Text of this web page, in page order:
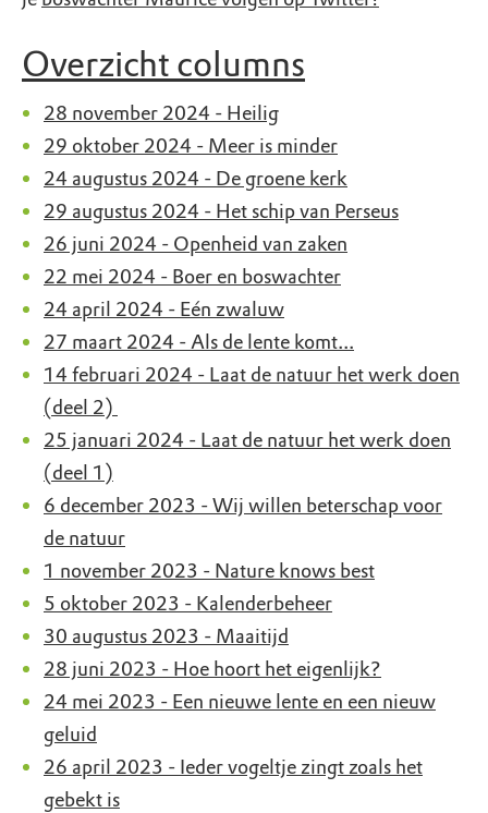
Overzicht columns
28 november 2024 - Heilig
29 oktober 2024 - Meer is minder
24 augustus 2024 - De groene kerk
29 augustus 2024 - Het schip van Perseus
26 juni 2024 - Openheid van zaken
22 mei 2024 - Boer en boswachter
24 april 2024 - Eén zwaluw
27 maart 2024 - Als de lente komt...
14 februari 2024 - Laat de natuur het werk doen
(deel 2)
25 januari 2024 - Laat de natuur het werk doen
(deel 1)
6 december 2023 - Wij willen beterschap voor
de natuur
1 november 2023 - Nature knows best
5 oktober 2023 - Kalenderbeheer
30 augustus 2023 - Maaitijd
28 juni 2023 - Hoe hoort het eigenlijk?
24 mei 2023 - Een nieuwe lente en een nieuw
geluid
26 april 2023 - Ieder vogeltje zingt zoals het
gebekt is